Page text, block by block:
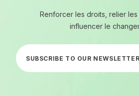
Renforcer les droits, relier les
influencer le
Abonnez-vous à notre newsletter